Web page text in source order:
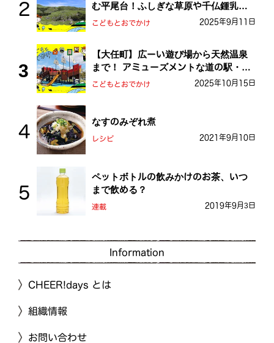
む平尾台！ふしぎな草原や千仏鍾乳洞
を探検しよう！
こどもとおでかけ 2025年9月11日
【大任町】広ーい遊び場から天然温泉
まで！ アミューズメントな道の駅・お
おとう桜街道
こどもとおでかけ 2025年10月15日
なすのみぞれ煮
レシピ 2021年9月10日
ペットボトルの飲みかけのお茶、いつ
まで飲める？
連載 2019年9月3日
Information
CHEER!days とは
組織情報
お問い合わせ